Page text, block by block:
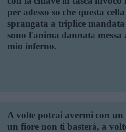
per adesso so che questa
sprangata a triplice
sono l'anima dannata messa
mio inferno.
A volte potrai avermi con un
un fiore non ti basterà, a